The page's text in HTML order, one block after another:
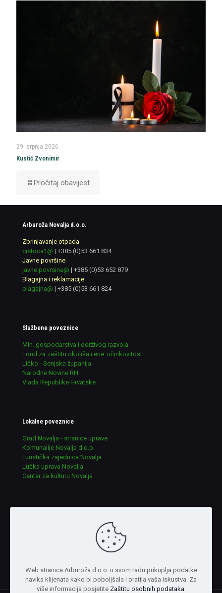
29. srpnja 2026.
Kustić Zvonimir
Pročitaj obavijest
Arburoža Novalja d.o.o.
Zbrinjavanje otpada
cistoca1@ | +385 (0)53 661 834
Javne površine
javne.povrsine@ | +385 (0)53 652 879
Blagajna i reklamacije
blagajna@ | +385 (0)53 661 824
Službene poveznice
Min. gospodarstva i održivog razvoja
Fond za zaštitu okoliša i ene. učinkovitost
Ličko - Senjska županija
Narodne Novine RH
Vlada Republike Hrvatske
Lokalne poveznice
Grad Novalja - stranice uprave
Komunalije Novalja d.o.o.
Turistička zajednica Novalja
Lučka uprava Novalja
Centar za kulturu Novalja
eko-liburnia.com
Web stranica Arburoža d.o.o. u svom radu prikuplja podatke
navika klijenata kako bi poboljšala i pratila vaša iskustva. Za
više informacija posjetite Zaštitu osobnih podataka.